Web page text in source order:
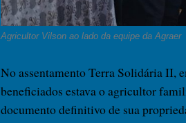
Agricultor Vilson ao lado da equipe da Agraer
No assentamento Terra Solidária II,
beneficiados estava o agricultor
documento definitivo de sua